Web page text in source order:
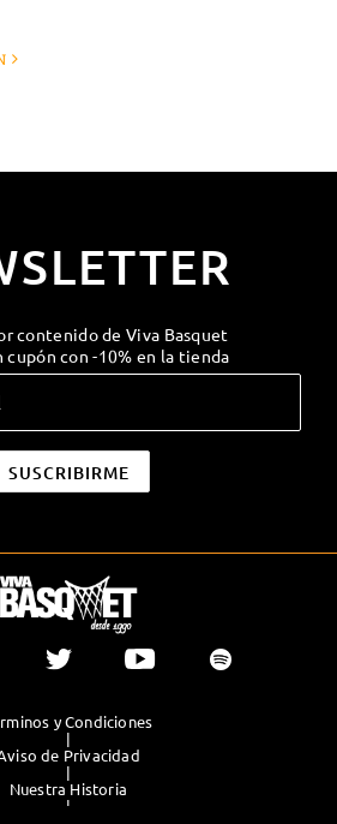
contenido de Viva Basquet
cupón con -10% en la tienda
y Condiciones
|
de Privacidad
|
Nuestra Historia
|